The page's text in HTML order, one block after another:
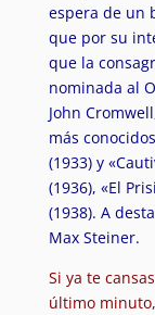
espera de un
que por su
que la
nominada al
John
más
(1933) y
(1936), «El
(1938). A
Max Steiner.
Si ya te
último